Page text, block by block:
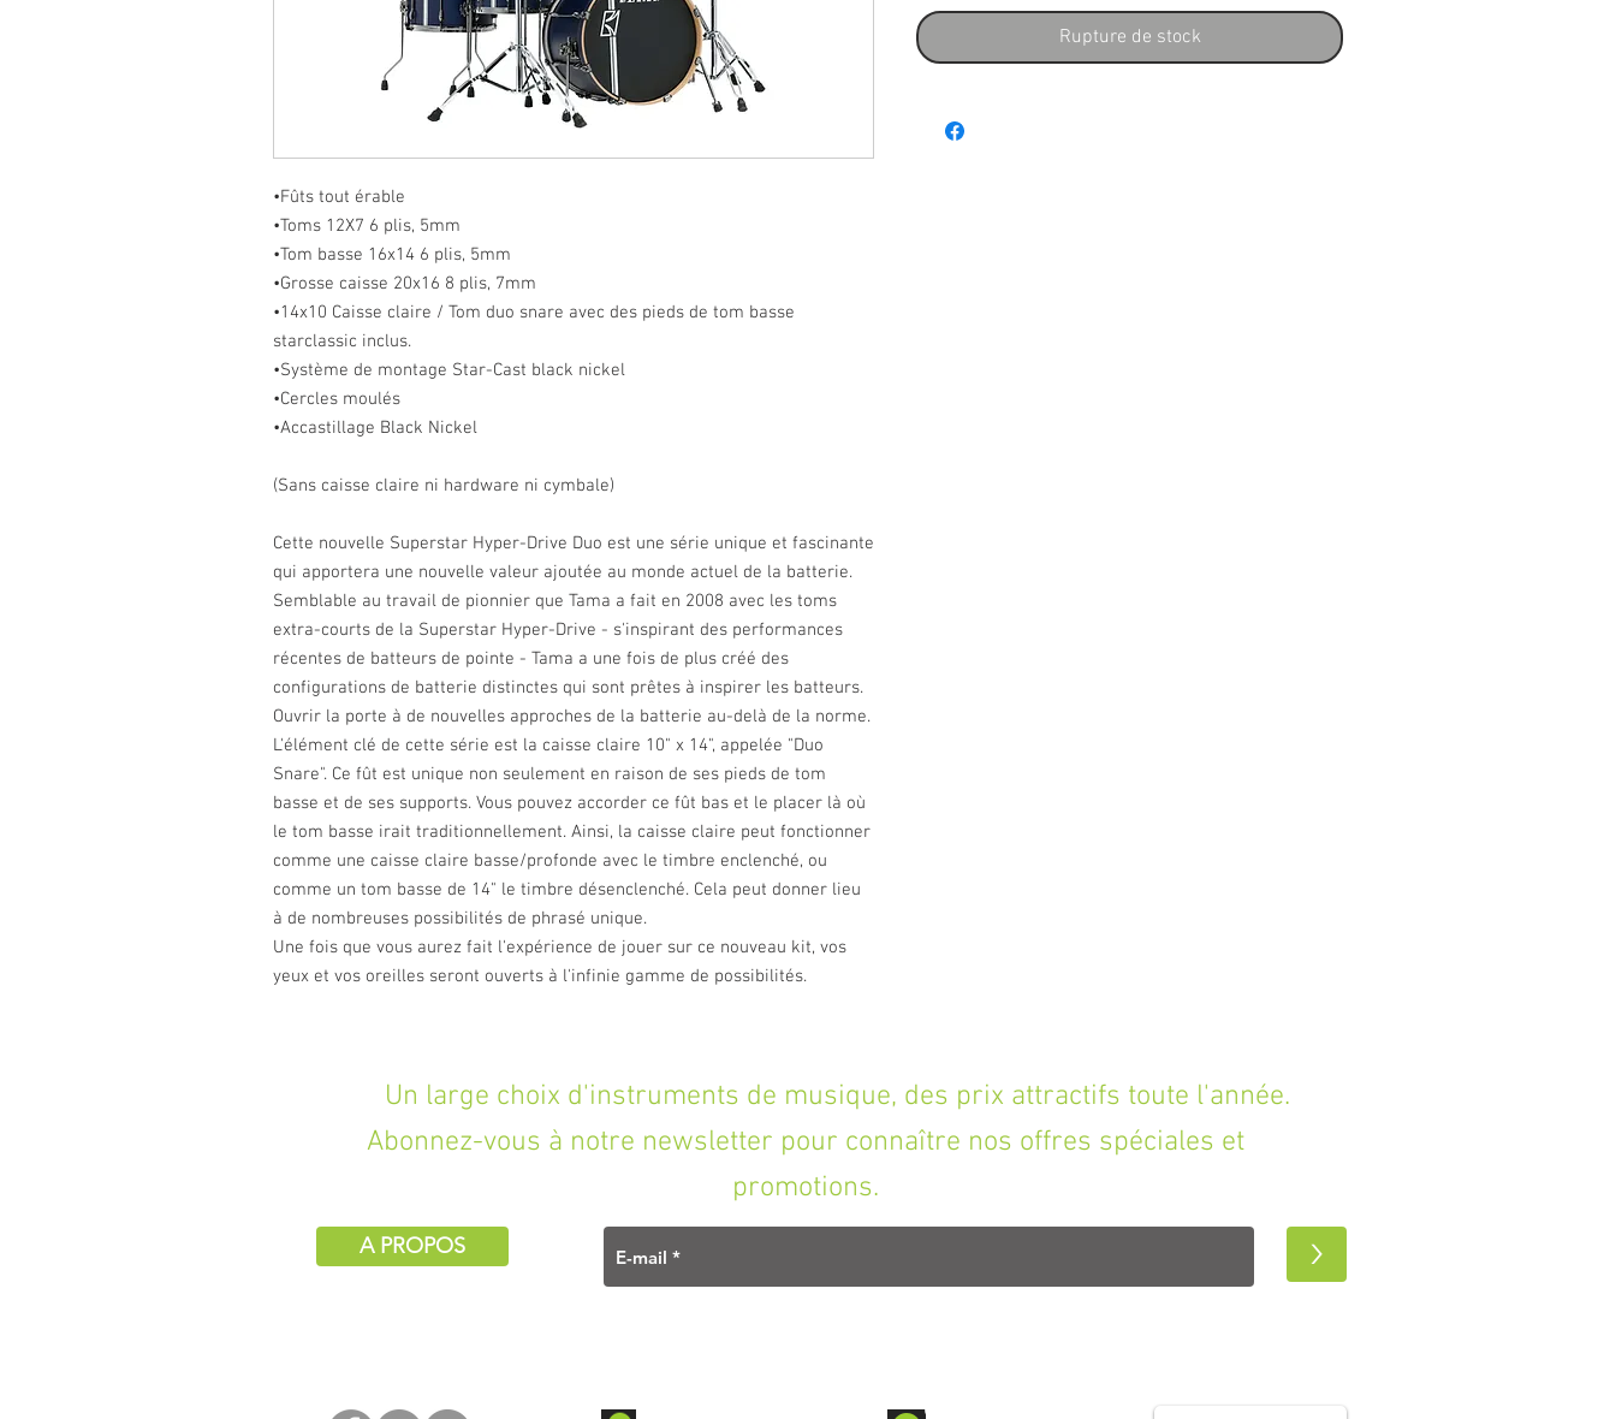
•Fûts tout érable
•Toms 12X7 6 plis, 5mm
•Tom basse 16x14 6 plis, 5mm
•Grosse caisse 20x16 8 plis, 7mm
•14x10 Caisse claire / Tom duo snare avec des pieds de tom basse
starclassic inclus.
•Système de montage Star-Cast black nickel
•Cercles moulés
•Accastillage Black Nickel
(Sans caisse claire ni hardware ni cymbale)
Cette nouvelle Superstar Hyper-Drive Duo est une série unique et fascinante
qui apportera une nouvelle valeur ajoutée au monde actuel de la batterie.
Semblable au travail de pionnier que Tama a fait en 2008 avec les toms
extra-courts de la Superstar Hyper-Drive - s'inspirant des performances
récentes de batteurs de pointe - Tama a une fois de plus créé des
configurations de batterie distinctes qui sont prêtes à inspirer les batteurs.
Ouvrir la porte à de nouvelles approches de la batterie au-delà de la norme.
L'élément clé de cette série est la caisse claire 10" x 14", appelée "Duo
Snare". Ce fût est unique non seulement en raison de ses pieds de tom
basse et de ses supports. Vous pouvez accorder ce fût bas et le placer là où
le tom basse irait traditionnellement. Ainsi, la caisse claire peut fonctionner
comme une caisse claire basse/profonde avec le timbre enclenché, ou
comme un tom basse de 14" le timbre désenclenché. Cela peut donner lieu
à de nombreuses possibilités de phrasé unique.
Une fois que vous aurez fait l'expérience de jouer sur ce nouveau kit, vos
yeux et vos oreilles seront ouverts à l'infinie gamme de possibilités.
Rupture de stock
Un large choix d'instruments de musique, des prix attractifs toute l'année.
Abonnez-vous à notre newsletter pour connaître nos offres spéciales et
promotions.
A PROPOS >
Ouverture